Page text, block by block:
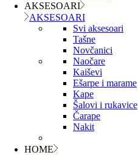
AKSESOARI
AKSESOARI
Svi aksesoari
Tašne
Novčanici
Naočare
Kaiševi
Ešarpe i marame
Kape
Šalovi i rukavice
Čarape
Nakit
HOME